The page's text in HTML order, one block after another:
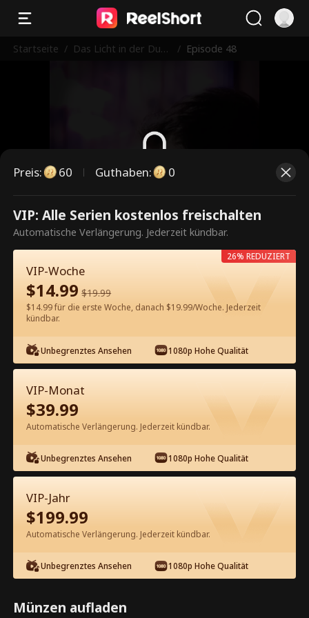
Startseite / Das Licht in der Dunk
/ Episode 48
Dies ist eine kostenpflichtige
Episode. Bitte entsperren, um
weiterzusehen.
60Jetzt entsperren
Kostenlos in der App ansehen
Episode 48 - Das Licht in der
Dunkelheit Kompletter Film
1-50 51-76
46 47 48 49
Preis: 60 Guthaben: 0
VIP: Alle Serien kostenlos freischalten
Automatische Verlängerung. Jederzeit kündbar.
VIP-Woche
$14.99 $19.99
$14.99 für die erste Woche, danach $19.99/Woche. Jederzeit
kündbar.
Unbegrenztes Ansehen 1080p Hohe Qualität
26% REDUZIERT
VIP-Monat
$39.99
Automatische Verlängerung. Jederzeit kündbar.
Unbegrenztes Ansehen 1080p Hohe Qualität
VIP-Jahr
$199.99
Automatische Verlängerung. Jederzeit kündbar.
Unbegrenztes Ansehen 1080p Hohe Qualität
Münzen aufladen